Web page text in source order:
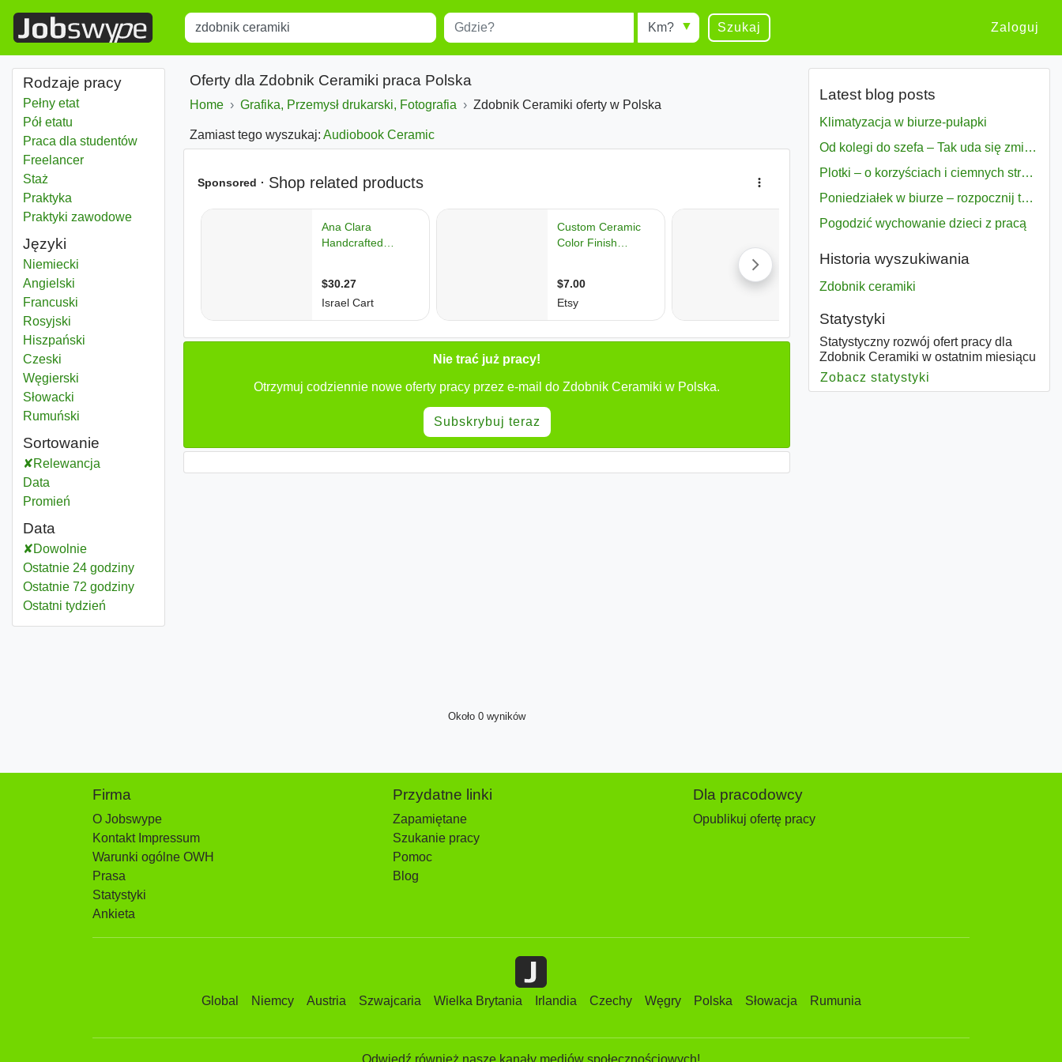
Title Miejscowość Radius Szukaj Zaloguj
Rodzaje pracy
Pełny etat
Pół etatu
Praca dla studentów
Freelancer
Staż
Praktyka
Praktyki zawodowe
Języki
Niemiecki
Angielski
Francuski
Rosyjski
Hiszpański
Czeski
Węgierski
Słowacki
Rumuński
Sortowanie
Relewancja
Data
Promień
Data
Dowolnie
Ostatnie 24 godziny
Ostatnie 72 godziny
Ostatni tydzień
Oferty dla Zdobnik Ceramiki praca Polska
Home Grafika, Przemysł drukarski, Fotografia Zdobnik Ceramiki oferty w Polska
Zamiast tego wyszukaj: Audiobook Ceramic
Nie trać już pracy!
Otrzymuj codziennie nowe oferty pracy przez e-mail do Zdobnik Ceramiki w Polska.
Subskrybuj teraz
Około 0 wyników
Latest blog posts
Klimatyzacja w biurze-pułapki
Od kolegi do szefa – Tak uda się zmiana bezproblemowo
Plotki – o korzyściach i ciemnych stronach
Poniedziałek w biurze – rozpocznij tydzień w pełni zmotywowany
Pogodzić wychowanie dzieci z pracą
Historia wyszukiwania
Zdobnik ceramiki
Statystyki
Statystyczny rozwój ofert pracy dla
Zdobnik Ceramiki w ostatnim miesiącu
Zobacz statystyki
Firma
O Jobswype
Kontakt Impressum
Warunki ogólne OWH
Prasa
Statystyki
Ankieta
Przydatne linki
Zapamiętane
Szukanie pracy
Pomoc
Blog
Dla pracodowcy
Opublikuj ofertę pracy
Global Niemcy Austria Szwajcaria Wielka Brytania Irlandia Czechy Węgry Polska Słowacja Rumunia